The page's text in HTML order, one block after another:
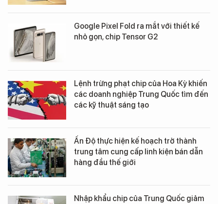
Google Pixel Fold ra mắt với thiết kế
nhỏ gọn, chip Tensor G2
Lệnh trừng phạt chip của Hoa Kỳ khiến
các doanh nghiệp Trung Quốc tìm đến
các kỹ thuật sáng tạo
Ấn Độ thực hiện kế hoạch trở thành
trung tâm cung cấp linh kiện bán dẫn
hàng đầu thế giới
Nhập khẩu chip của Trung Quốc giảm